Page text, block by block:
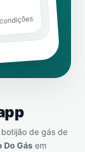
de gás de
Do Gás em